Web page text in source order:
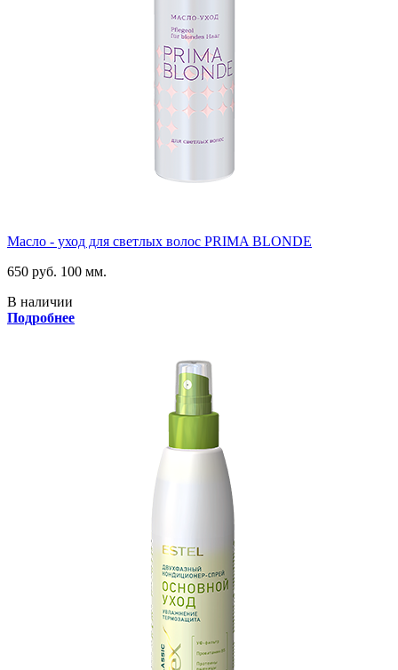
Масло - уход для светлых волос PRIMA BLONDE
650 руб. 100 мм.
В наличии
Подробнее